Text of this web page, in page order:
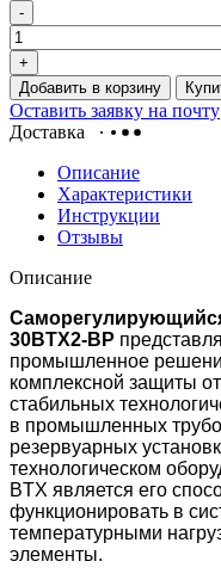
-
+
Добавить в корзину
Оставить заявку на почту
Доставка
Описание
Характеристики
Инструкции
Отзывы
Описание
30BTX2-ВР
промышленное
комплексной защиты
стабильных
в промышленных
резервуарных
технологическом
BTX является его
функционировать в
температурными
элементы.